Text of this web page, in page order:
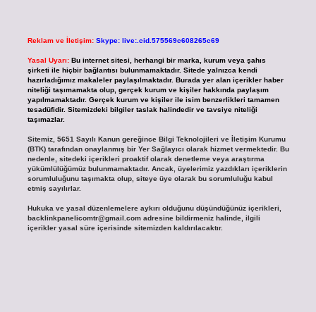
Reklam ve İletişim: Skype: live:.cid.575569c608265c69
Yasal Uyarı: Bu internet sitesi, herhangi bir marka, kurum veya şahıs
şirketi ile hiçbir bağlantısı bulunmamaktadır. Sitede yalnızca kendi
hazırladığımız makaleler paylaşılmaktadır. Burada yer alan içerikler haber
niteliği taşımamakta olup, gerçek kurum ve kişiler hakkında paylaşım
yapılmamaktadır. Gerçek kurum ve kişiler ile isim benzerlikleri tamamen
tesadüfidir. Sitemizdeki bilgiler taslak halindedir ve tavsiye niteliği
taşımazlar.
Sitemiz, 5651 Sayılı Kanun gereğince Bilgi Teknolojileri ve İletişim Kurumu
(BTK) tarafından onaylanmış bir Yer Sağlayıcı olarak hizmet vermektedir. Bu
nedenle, sitedeki içerikleri proaktif olarak denetleme veya araştırma
yükümlülüğümüz bulunmamaktadır. Ancak, üyelerimiz yazdıkları içeriklerin
sorumluluğunu taşımakta olup, siteye üye olarak bu sorumluluğu kabul
etmiş sayılırlar.
Hukuka ve yasal düzenlemelere aykırı olduğunu düşündüğünüz içerikleri,
backlinkpanelicomtr@gmail.comadresine bildirmeniz halinde, ilgili
içerikler yasal süre içerisinde sitemizden kaldırılacaktır.